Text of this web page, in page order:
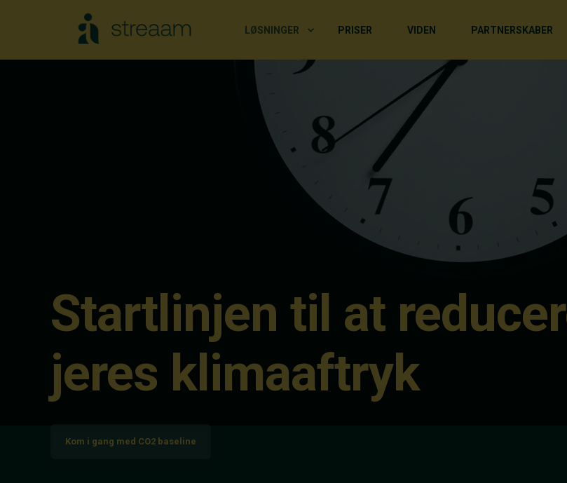
LØSNINGER PRISER VIDEN PARTNERSKABER
Startlinjen til at
jeres klimaaftryk
Kom i gang med CO2 baseline